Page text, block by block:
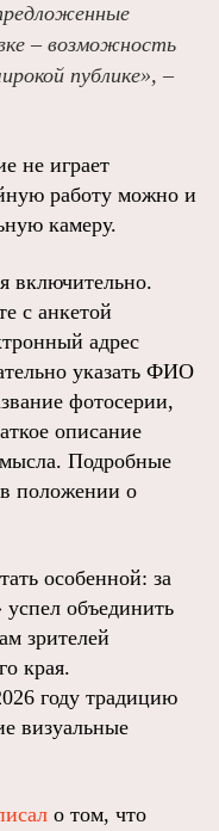
– возможность
публике», –
не играет
работу можно и
камеру.
включительно.
с анкетой
адрес
указать ФИО
фотосерии,
описание
Подробные
положении о
особенной: за
объединить
зрителей
края.
году традицию
визуальные
о том, что